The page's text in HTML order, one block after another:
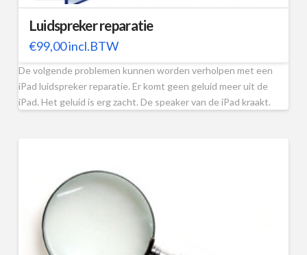
Luidspreker reparatie
€99,00incl.BTW
De volgende problemen kunnen worden verholpen met een
iPad luidspreker reparatie. Er komt geen geluid meer uit de
iPad. Het geluid is erg zacht. De speaker van de iPad kraakt.